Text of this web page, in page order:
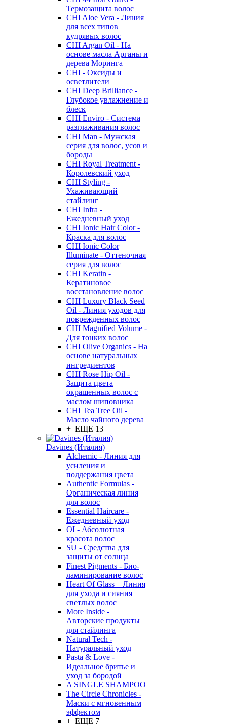
Термозащита волос
CHI Aloe Vera - Линия
для всех типов
кудрявых волос
CHI Argan Oil - На
основе масла Арганы и
дерева Моринга
CHI - Оксиды и
осветлители
CHI Deep Brilliance -
Глубокое увлажнение и
блеск
CHI Enviro - Система
разглаживания волос
CHI Man - Мужская
серия для волос, усов и
бороды
CHI Royal Treatment -
Королевский уход
CHI Styling -
Ухаживающий
стайлинг
CHI Infra -
Ежедневный уход
CHI Ionic Hair Color -
Краска для волос
CHI Ionic Color
Illuminate - Оттеночная
серия для волос
CHI Keratin -
Кератиновое
восстановление волос
CHI Luxury Black Seed
Oil - Линия уходов для
поврежденных волос
CHI Magnified Volume -
Для тонких волос
CHI Olive Organics - На
основе натуральных
ингредиентов
CHI Rose Hip Oil -
Защита цвета
окрашенных волос с
маслом шиповника
CHI Tea Tree Oil -
Масло чайного дерева
+ ЕЩЕ 13
Davines (Италия)
Alchemic - Линия для
усиления и
поддержания цвета
Authentic Formulas -
Органическая линия
для волос
Essential Haircare -
Eжедневный уход
OI - Абсолютная
красота волос
SU - Средства для
защиты от солнца
Finest Pigments - Био-
ламинирование волос
Heart Of Glass – Линия
для ухода и сияния
светлых волос
More Inside -
Авторские продукты
для стайлинга
Natural Tech -
Натуральный уход
Pasta & Love -
Идеальное бритье и
уход за бородой
A SINGLE SHAMPOO
The Circle Chronicles -
Маски с мгновенным
эффектом
+ ЕЩЕ 7